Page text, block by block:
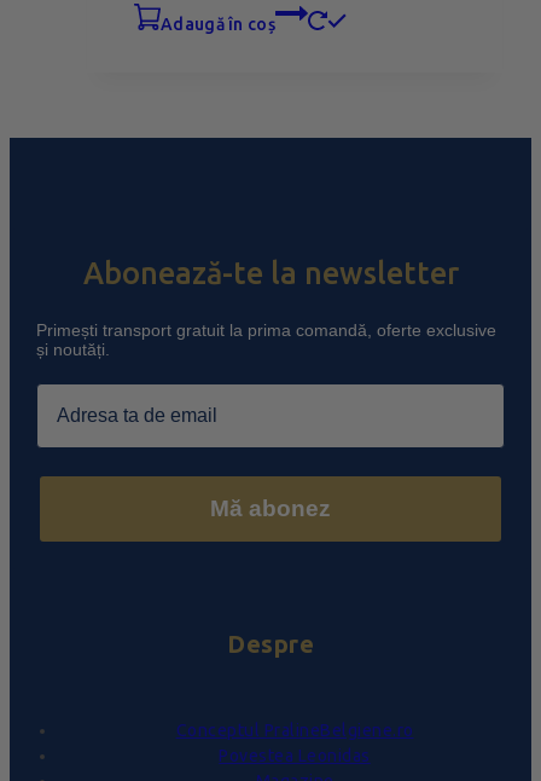
adaugă în coș
Abonează-te la newsletter
Primești transport gratuit la prima comandă, oferte exclusive
și noutăți.
Email
Mă abonez
Despre
Conceptul PralineBelgiene.ro
Povestea Leonidas